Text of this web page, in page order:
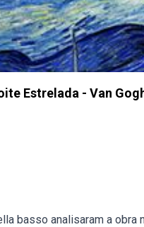
Estrelada - Van
basso analisaram a obra